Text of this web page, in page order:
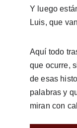
Y luego
Luis, que
Aquí todo
que ocurre,
de esas
palabras y
miran con